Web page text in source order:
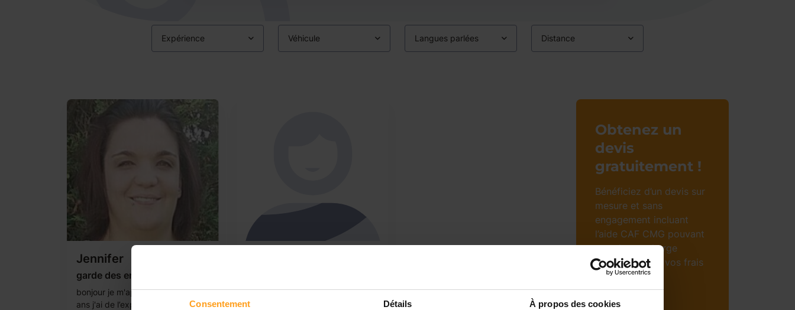
Consentement Détails À propos des cookies
Expérience Véhicule Langues parlées Distance
Jennifer
garde des enfants
bonjour je m'appelle jennifer j'ai 23
ans j'ai de l’expérience en crèche
prise en charge de leurs
Obtenez un
devis
gratuitement !
Bénéficiez d’un devis sur
mesure et sans
engagement incluant
l’aide CAF CMG pouvant
prendre en charge
jusqu’à 85% de vos frais
mensuels (sous
conditions).